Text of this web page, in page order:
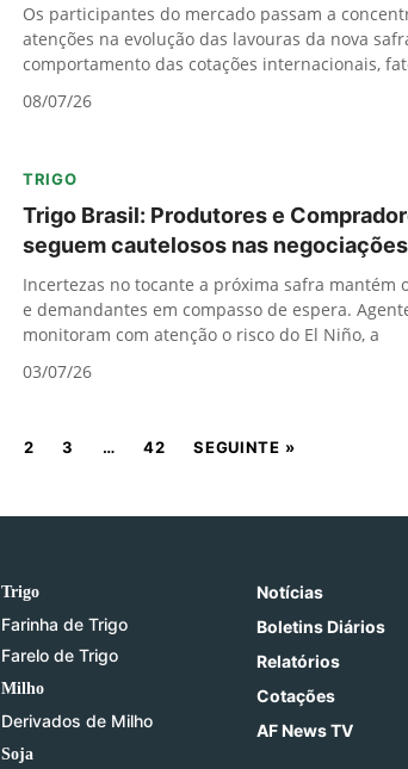
Os participantes do mercado passam a
atenções na evolução das lavouras da nova
comportamento das cotações internacionais,
08/07/26
TRIGO
Trigo Brasil: Produtores e
seguem cautelosos nas negociações
Incertezas no tocante a próxima safra mantém
e demandantes em compasso de espera.
monitoram com atenção o risco do El Niño, a
03/07/26
2 3 … 42 SEGUINTE »
Trigo
Farinha de Trigo
Farelo de Trigo
Milho
Derivados de Milho
Soja
Notícias
Boletins Diários
Relatórios
Cotações
AF News TV